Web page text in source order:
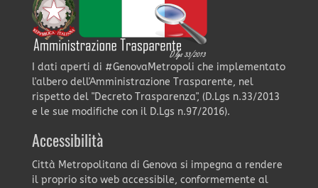
I dati aperti di #GenovaMetropoli che implementato
l'albero dell'Amministrazione Trasparente, nel
rispetto del "Decreto Trasparenza", (D.Lgs n.33/2013
e le sue modifiche con il D.Lgs n.97/2016).
Accessibilità
Città Metropolitana di Genova si impegna a rendere
il proprio sito web accessibile, conformemente al